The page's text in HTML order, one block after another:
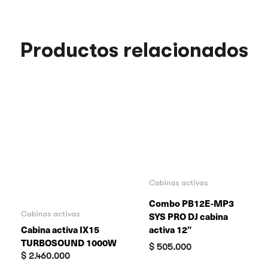
Productos relacionados
Cabinas activas
Cabina activa IX15
TURBOSOUND 1000W
$ 2.460.000
Cabinas activas
Combo PB12E-MP3
SYS PRO DJ cabina
activa 12″
$ 505.000